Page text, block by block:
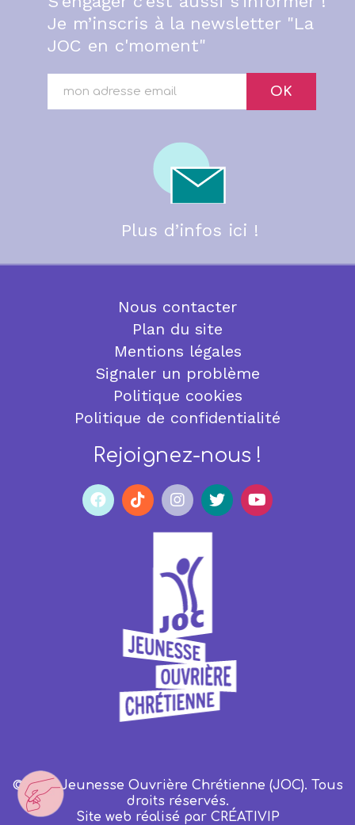
Je m’inscris à la newsletter "La
JOC en c'moment"
OK
Plus d’infos ici !
Nous contacter
Plan du site
Mentions légales
Signaler un problème
Politique cookies
Politique de confidentialité
Rejoignez-nous !
© 2023 Jeunesse Ouvrière Chrétienne (JOC). Tous
droits réservés.
Site web réalisé par CRÉATIVIP